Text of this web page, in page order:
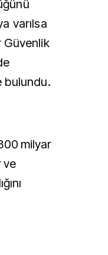
varılsa
Güvenlik
bulundu.
milyar
ve